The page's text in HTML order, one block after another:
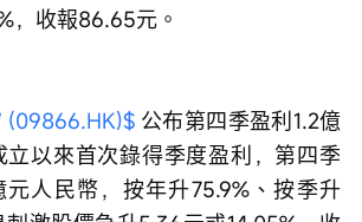
，收報86.65元。
(09866.HK)$ 公布第四季盈利1.2億
立以來首次錄得季度盈利，第四季
人民幣，按年升75.9%、按季升